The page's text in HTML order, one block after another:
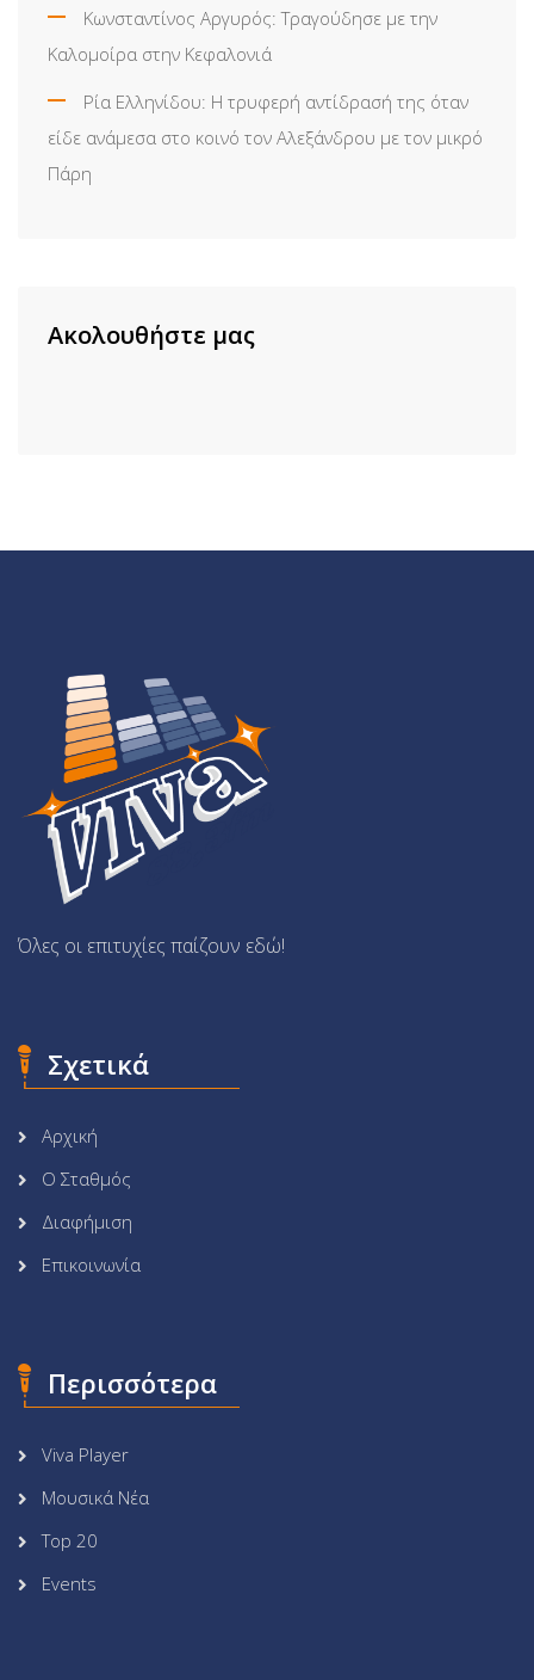
Κωνσταντίνος Αργυρός: Τραγούδησε με την
Καλομοίρα στην Κεφαλονιά
Ρία Ελληνίδου: H τρυφερή αντίδρασή της όταν
είδε ανάμεσα στο κοινό τον Αλεξάνδρου με τον μικρό
Πάρη
Ακολουθήστε μας
Όλες οι επιτυχίες παίζουν εδώ!
Σχετικά
Αρχική
Ο Σταθμός
Διαφήμιση
Επικοινωνία
Περισσότερα
Viva Player
Μουσικά Νέα
Top 20
Events